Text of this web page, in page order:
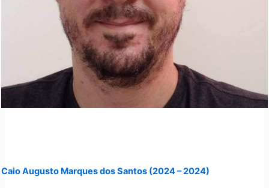
Caio Augusto Marques dos Santos (2024 – 2024)